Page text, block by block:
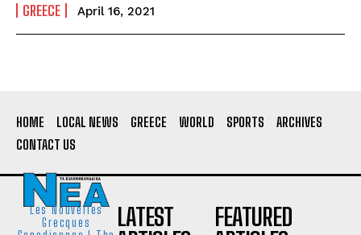
GREECE April 16, 2021
HOME LOCAL NEWS GREECE WORLD SPORTS
ARCHIVES
CONTACT US
Les Nouvelles
Grecques
LATEST
FEATURED